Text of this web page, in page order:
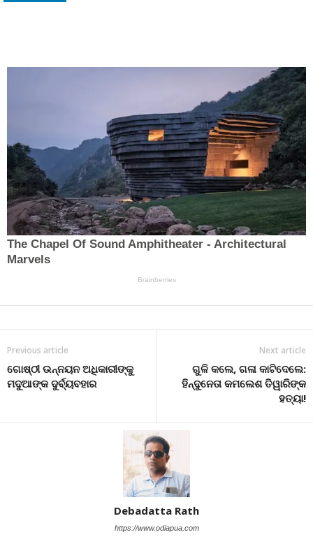
Previous article
ଗୋଷ୍ଠୀ ଉନ୍ନୟନ ଅଧିକାରୀଙ୍କୁ
ମଦୁଆଙ୍କ ଦୁର୍ବ୍ୟବହାର
Next article
ଗୁଳି କଲେ, ଗଳା କାଟିଦେଲେ:
ହିନ୍ଦୁନେତା କମଲେଶ ତିୱାରିଙ୍କ
ହତ୍ୟା!
Debadatta Rath
https://www.odiapua.com